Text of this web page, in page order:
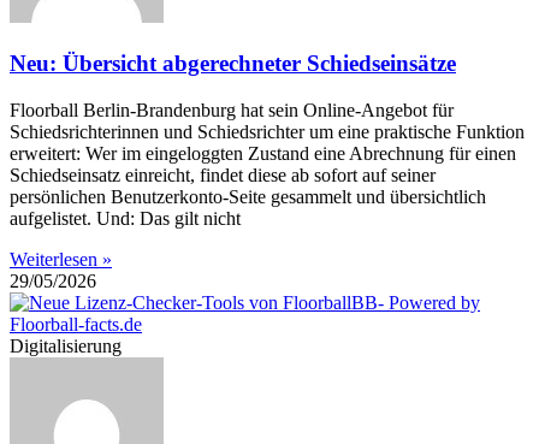
Neu: Übersicht abgerechneter Schiedseinsätze
Floorball Berlin-Brandenburg hat sein Online-Angebot für
Schiedsrichterinnen und Schiedsrichter um eine praktische Funktion
erweitert: Wer im eingeloggten Zustand eine Abrechnung für einen
Schiedseinsatz einreicht, findet diese ab sofort auf seiner
persönlichen Benutzerkonto-Seite gesammelt und übersichtlich
aufgelistet. Und: Das gilt nicht
Weiterlesen »
29/05/2026
Digitalisierung